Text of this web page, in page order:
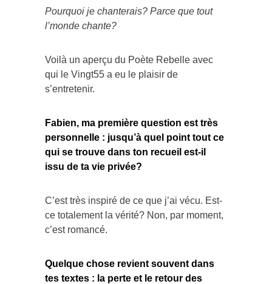
Pourquoi je chanterais? Parce que tout
l’monde chante?
Voilà un aperçu du Poète Rebelle avec
qui le Vingt55 a eu le plaisir de
s’entretenir.
Fabien, ma première question est très
personnelle : jusqu’à quel point tout ce
qui se trouve dans ton recueil est-il
issu de ta vie privée?
C’est très inspiré de ce que j’ai vécu. Est-
ce totalement la vérité? Non, par moment,
c’est romancé.
Quelque chose revient souvent dans
tes textes : la perte et le retour des